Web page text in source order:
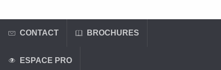
CONTACT BROCHURES
ESPACE PRO